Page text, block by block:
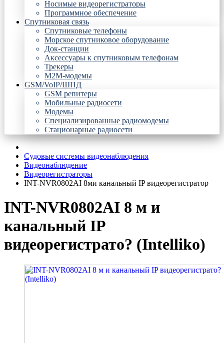
Носимые видеорегистраторы
Программное обеспечение
Спутниковая связь
Спутниковые телефоны
Морское спутниковое оборудование
Док-станции
Аксессуары к спутниковым телефонам
Трекеры
М2М-модемы
GSM/VoIP/ШПД
GSM репитеры
Мобильные радиосети
Модемы
Специализированные радиомодемы
Стационарные радиосети
Судовые системы видеонаблюдения
Видеонаблюдение
Видеорегистраторы
INT-NVR0802AI 8ми канальный IP видеорегистратор
INT-NVR0802AI 8 м и
канальный IP
видеорегистрато? (Intelliko)